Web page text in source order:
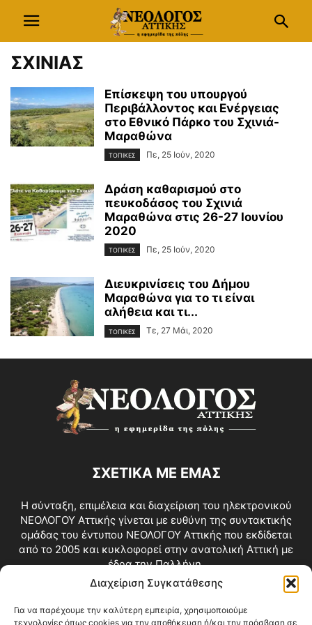
Διαχείριση Συγκατάθεσης
Για να παρέχουμε την καλύτερη εμπειρία, χρησιμοποιούμε
τεχνολογίες όπως cookies για την αποθήκευση ή/και την πρόσβαση σε
ΣΧΙΝΙΑΣ
Επίσκεψη του υπουργού
Περιβάλλοντος και Ενέργειας
στο Εθνικό Πάρκο του Σχινιά-
Μαραθώνα
ΤΟΠΙΚΕΣ Πε, 25 Ιούν, 2020
Δράση καθαρισμού στο
πευκοδάσος του Σχινιά
Μαραθώνα στις 26-27 Ιουνίου
2020
ΤΟΠΙΚΕΣ Πε, 25 Ιούν, 2020
Διευκρινίσεις του Δήμου
Μαραθώνα για το τι είναι
αλήθεια και τι...
ΤΟΠΙΚΕΣ Τε, 27 Μάι, 2020
ΣΧΕΤΙΚΑ ΜΕ ΕΜΑΣ
Η σύνταξη, επιμέλεια και διαχείριση του ηλεκτρονικού
ΝΕΟΛΟΓΟΥ Αττικής γίνεται με ευθύνη της συντακτικής
ομάδας του έντυπου ΝΕΟΛΟΓΟΥ Αττικής που εκδίδεται
από το 2005 και κυκλοφορεί στην ανατολική Αττική με
έδρα την Παλλήνη.
Επικοινωνία:info@neologosattikis.gr